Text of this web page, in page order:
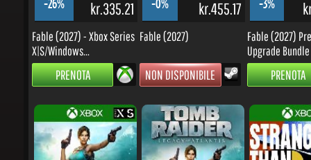
Fable (2027) - Xbox Series
X|S/Windows...
PRENOTA
Fable (2027)
Upgrade Bundle
PRENOTA